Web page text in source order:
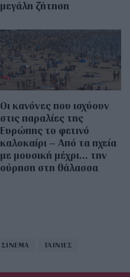
μεγάλη ζήτηση
Οι κανόνες που ισχύουν
στις παραλίες της
Ευρώπης το φετινό
καλοκαίρι – Από τα ηχεία
με μουσική μέχρι… την
ούρηση στη θάλασσα
ΣΙΝΕΜΑ ΤΑΙΝΙΕΣ